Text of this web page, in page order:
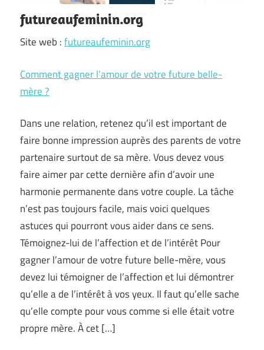
futureaufeminin.org
Site web :futureaufeminin.org
Comment gagner l’amour de votre future belle-
mère ?
Dans une relation, retenez qu’il est important de
faire bonne impression auprès des parents de votre
partenaire surtout de sa mère. Vous devez vous
faire aimer par cette dernière afin d’avoir une
harmonie permanente dans votre couple. La tâche
n’est pas toujours facile, mais voici quelques
astuces qui pourront vous aider dans ce sens.
Témoignez-lui de l’affection et de l’intérêt Pour
gagner l’amour de votre future belle-mère, vous
devez lui témoigner de l’affection et lui démontrer
qu’elle a de l’intérêt à vos yeux. Il faut qu’elle sache
qu’elle compte pour vous comme si elle était votre
propre mère. À cet […]